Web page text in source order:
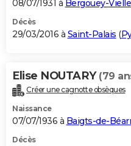
08/07/1931 à Bergouey-
Décès
29/03/2016 à Saint-Palais (
Elise NOUTARY (79
Créer une cagnotte obsèques
Naissance
07/07/1936 à Baigts-de-
Décès